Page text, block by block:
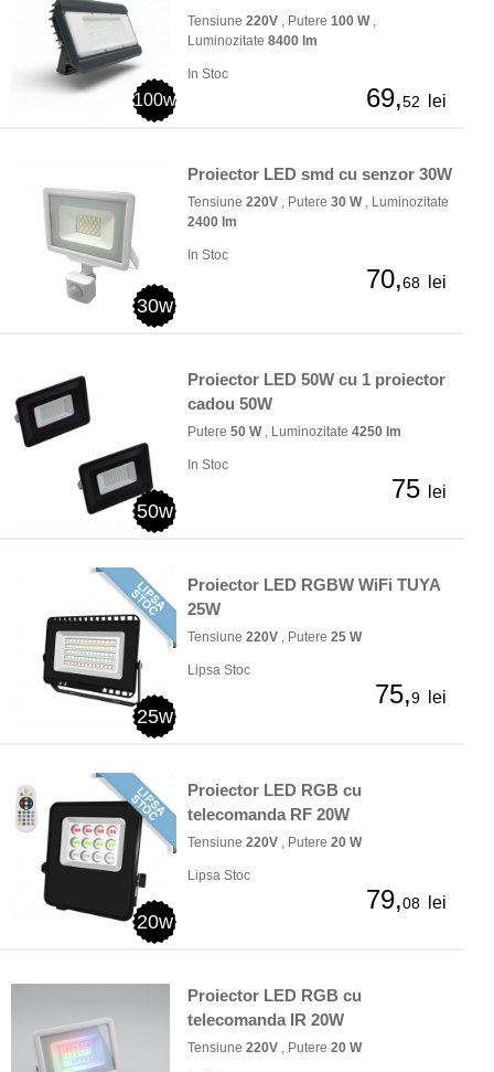
100w
Tensiune 220V , Putere 100 W,
Luminozitate 8400 lm
In Stoc
69,52 lei
30w
Proiector LED smd cu senzor 30W
Tensiune 220V , Putere 30 W, Luminozitate
2400 lm
In Stoc
70,68 lei
50w
Proiector LED 50W cu 1 proiector
cadou 50W
Putere 50 W, Luminozitate 4250 lm
In Stoc
75 lei
25w
Proiector LED RGBW WiFi TUYA
25W
Tensiune 220V , Putere 25 W
Lipsa Stoc
75,9 lei
20w
Proiector LED RGB cu
telecomanda RF 20W
Tensiune 220V , Putere 20 W
Lipsa Stoc
79,08 lei
Proiector LED RGB cu
telecomanda IR 20W
Tensiune 220V , Putere 20 W